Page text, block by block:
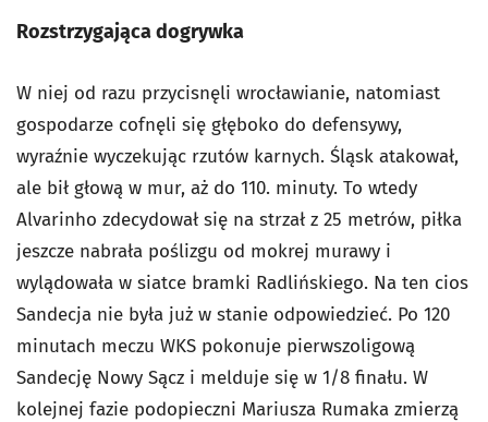
Rozstrzygająca dogrywka
W niej od razu przycisnęli wrocławianie, natomiast
gospodarze cofnęli się głęboko do defensywy,
wyraźnie wyczekując rzutów karnych. Śląsk atakował,
ale bił głową w mur, aż do 110. minuty. To wtedy
Alvarinho zdecydował się na strzał z 25 metrów, piłka
jeszcze nabrała poślizgu od mokrej murawy i
wylądowała w siatce bramki Radlińskiego. Na ten cios
Sandecja nie była już w stanie odpowiedzieć. Po 120
minutach meczu WKS pokonuje pierwszoligową
Sandecję Nowy Sącz i melduje się w 1/8 finału. W
kolejnej fazie podopieczni Mariusza Rumaka zmierzą